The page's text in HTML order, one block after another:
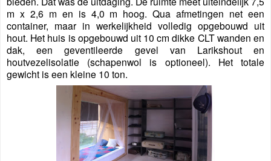
m x 2,6 m en is 4,0 m hoog. Qua afmetingen net een
container, maar in werkelijkheid volledig opgebouwd uit
hout. Het huis is opgebouwd uit 10 cm dikke CLT wanden en
dak, een geventileerde gevel van Larikshout en
houtvezelisolatie (schapenwol is optioneel). Het totale
gewicht is een kleine 10 ton.